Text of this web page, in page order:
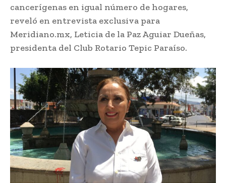
cancerígenas en igual número de hogares,
reveló en entrevista exclusiva para
Meridiano.mx, Leticia de la Paz Aguiar Dueñas,
presidenta del Club Rotario Tepic Paraíso.